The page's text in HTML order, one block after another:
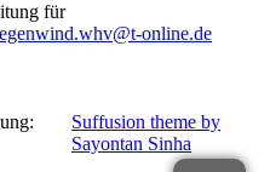
für
online.de
Suffusion theme by
Sayontan Sinha